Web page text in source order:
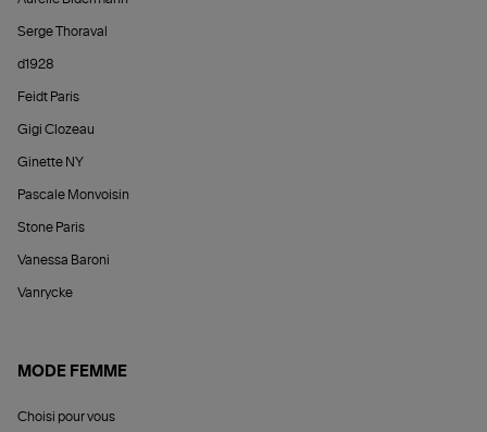
Serge Thoraval
d1928
Feidt Paris
Gigi Clozeau
Ginette NY
Pascale Monvoisin
Stone Paris
Vanessa Baroni
Vanrycke
MODE FEMME
Choisi pour vous